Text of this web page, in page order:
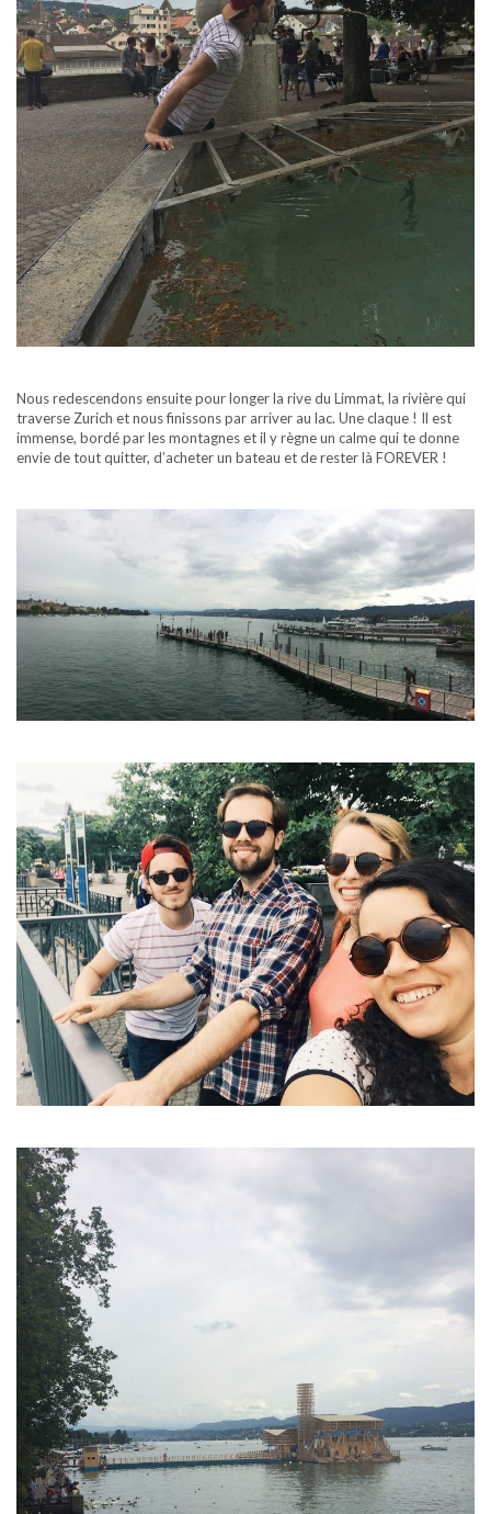
Nous redescendons ensuite pour longer la rive du Limmat, la rivière qui
traverse Zurich et nous finissons par arriver au lac. Une claque ! Il est
immense, bordé par les montagnes et il y règne un calme qui te donne
envie de tout quitter, d’acheter un bateau et de rester là FOREVER !